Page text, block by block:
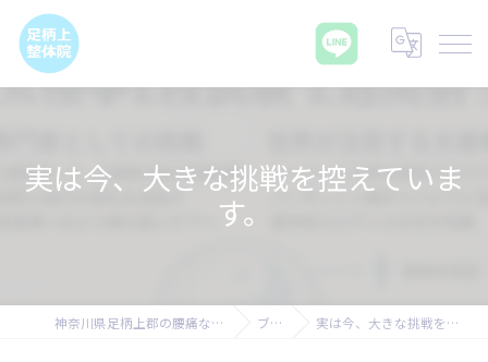
実は今、大きな挑戦を控えていま
す。
神奈川県足柄上郡の腰痛なら足柄上整体院 ブログ 実は今、大きな挑戦を控えています。